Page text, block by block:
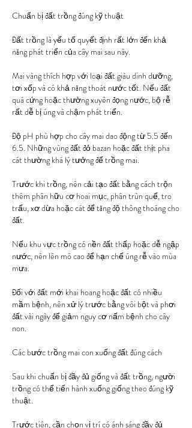
Chuẩn bị đất trồng đúng kỹ thuật
Đất trồng là yếu tố quyết định rất lớn đến khả
năng phát triển của cây mai sau này.
Mai vàng thích hợp với loại đất giàu dinh dưỡng,
tơi xốp và có khả năng thoát nước tốt. Nếu đất
quá cứng hoặc thường xuyên đọng nước, bộ rễ
rất dễ bị úng và chậm phát triển.
Độ pH phù hợp cho cây mai dao động từ 5.5 đến
6.5. Những vùng đất đỏ bazan hoặc đất thịt pha
cát thường khá lý tưởng để trồng mai.
Trước khi trồng, nên cải tạo đất bằng cách trộn
thêm phân hữu cơ hoai mục, phân trùn quế, tro
trấu, xơ dừa hoặc cát để tăng độ thông thoáng cho
đất.
Nếu khu vực trồng có nền đất thấp hoặc dễ ngập
nước, nên lên mô cao để hạn chế úng rễ vào mùa
mưa.
Đối với đất mới khai hoang hoặc đất có nhiều
mầm bệnh, nên xử lý trước bằng vôi bột và phơi
đất vài ngày để giảm nguy cơ nấm bệnh cho cây
non.
Các bước trồng mai con xuống đất đúng cách
Sau khi chuẩn bị đầy đủ giống và đất trồng, người
trồng có thể tiến hành xuống giống theo đúng kỹ
thuật.
Trước tiên, cần chọn vị trí có ánh sáng đầy đủ